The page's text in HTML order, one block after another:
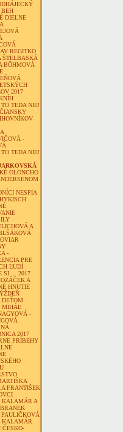
DIELNE
REGITKO
ŠTELBASKÁ
BÖHMOVÁ
2017
TO TEDA NIE!
-
TO TEDA NIE!
OLONCHO
NESPIA
A
-
PRE
ĽUDÍ
SI ... 2017
A
HNUTIE
DEŤOM
MIHÁĽ
-
2017
PRÍBEHY
A FRANTIŠEK
KALAMÁR A
KALAMÁR
ČESKO-